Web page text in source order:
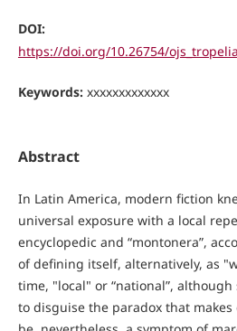
DOI:
https://doi.org/10.26754/
Keywords: xxxxxxxxxxxxx
Abstract
In Latin America, modern fiction
universal exposure with a local
encyclopedic and “montonera”,
of defining itself, alternatively, as
time, "local" or “national”,
to disguise the paradox that